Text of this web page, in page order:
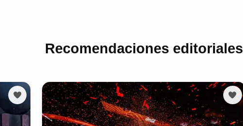
Recomendaciones editoriales